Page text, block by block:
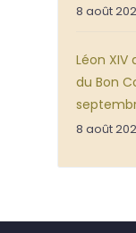
8 août
Léon
du Bon
8 août